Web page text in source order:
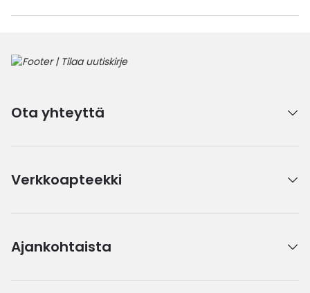
Ota yhteyttä
Verkkoapteekki
Ajankohtaista